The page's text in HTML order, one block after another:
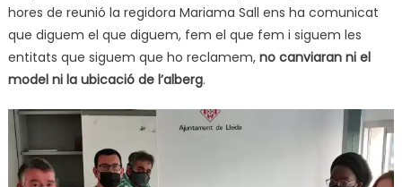
hores de reunió la regidora Mariama Sall ens ha comunicat
que diguem el que diguem, fem el que fem i siguem les
entitats que siguem que ho reclamem, no canviaran ni el
model ni la ubicació de l’alberg.